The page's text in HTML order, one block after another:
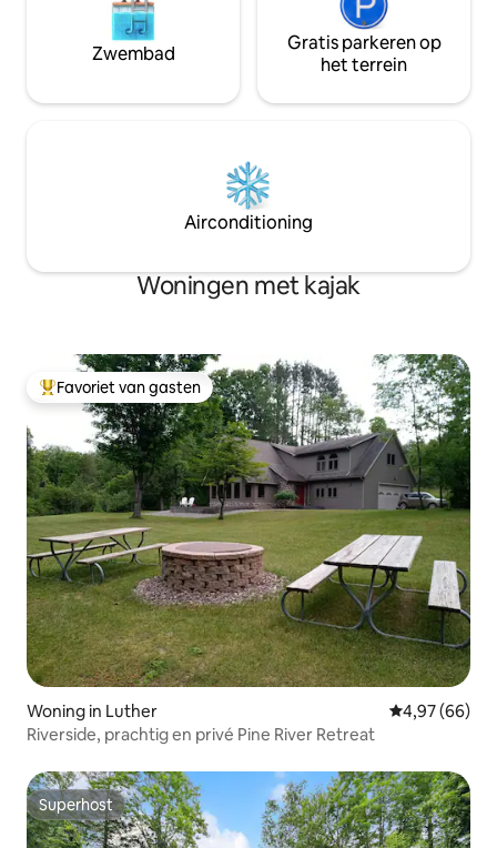
Zwembad
Gratis parkeren op
het terrein
Airconditioning
Woningen met kajak
Topfavoriet van gasten
Favoriet van gasten
Woning in Luther Gemiddelde
4,97 (66)
Riverside, prachtig en privé Pine River Retreat
Superhost
Superhost